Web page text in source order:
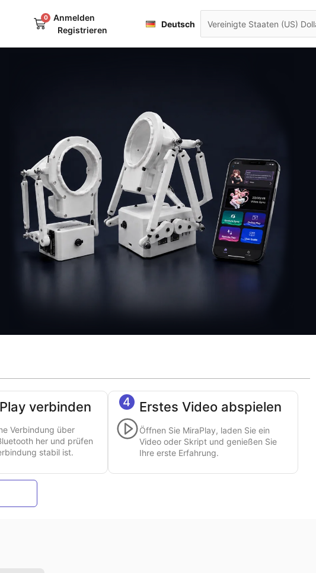
0
Warenkorb
Anmelden
Registrieren
Deutsch
Français
verbinden
Verbindung über
her und prüfen
stabil ist.
4 Erstes Video abspielen
Öffnen Sie MiraPlay, laden Sie ein
Video oder Skript und genießen Sie
Ihre erste Erfahrung.